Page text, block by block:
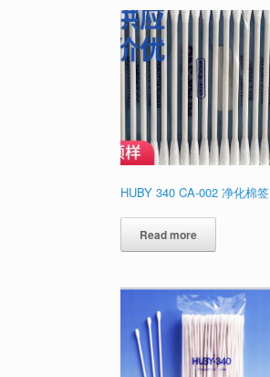
HUBY 340 CA-002 净化棉签
Read more